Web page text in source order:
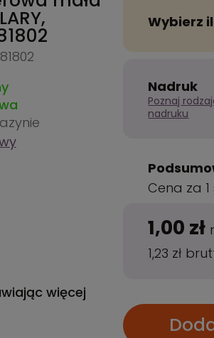
więcej
Wybierz
Nadruk
Poznaj
nadruku
Cena za 1
1,00 zł
1,23 zł